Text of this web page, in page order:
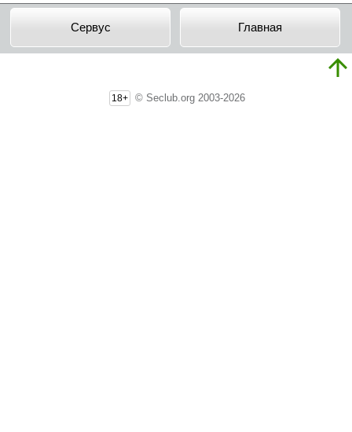
Cepвyc Главная
18+ © Seclub.org 2003-2026